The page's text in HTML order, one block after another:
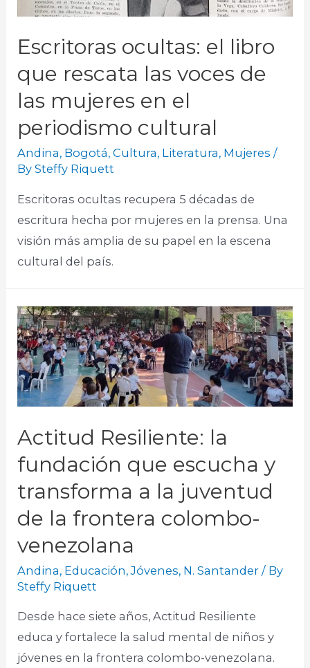
Escritoras ocultas: el libro
que rescata las voces de
las mujeres en el
periodismo cultural
Andina, Bogotá,Cultura, Literatura, Mujeres /
BySteffy Riquett
Escritoras ocultas recupera 5 décadas de
escritura hecha por mujeres en la prensa. Una
visión más amplia de su papel en la escena
cultural del país.
Actitud Resiliente: la
fundación que escucha y
transforma a la juventud
de la frontera colombo-
venezolana
Andina, Educación,Jóvenes, N. Santander / By
Steffy Riquett
Desde hace siete años, Actitud Resiliente
educa y fortalece la salud mental de niños y
jóvenes en la frontera colombo-venezolana.